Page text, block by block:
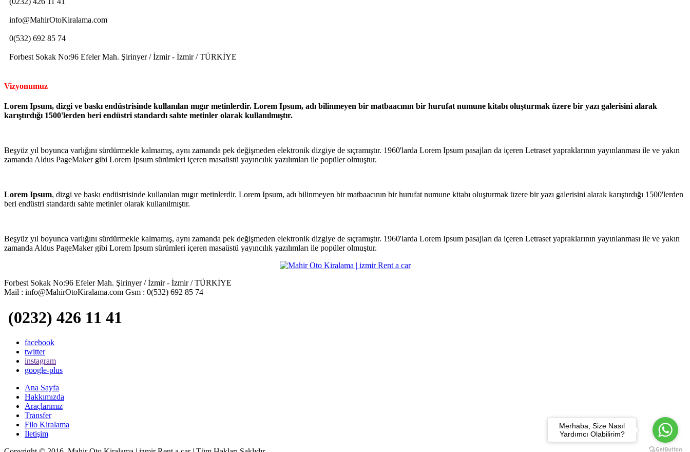
info@MahirOtoKiralama.com
0(532) 692 85 74
Forbest Sokak No:96 Efeler Mah. Şirinyer / İzmir - İzmir / TÜRKİYE
Vizyonumuz
Lorem Ipsum, dizgi ve baskı endüstrisinde kullanılan mıgır metinlerdir. Lorem Ipsum, adı bilinmeyen bir matbaacının bir hurufat numune kitabı oluşturmak üzere bir yazı galerisini alarak
karıştırdığı 1500'lerden beri endüstri standardı sahte metinler olarak kullanılmıştır.
Beşyüz yıl boyunca varlığını sürdürmekle kalmamış, aynı zamanda pek değişmeden elektronik dizgiye de sıçramıştır. 1960'larda Lorem Ipsum pasajları da içeren Letraset yapraklarının yayınlanması ile ve yakın
zamanda Aldus PageMaker gibi Lorem Ipsum sürümleri içeren masaüstü yayıncılık yazılımları ile popüler olmuştur.
Lorem Ipsum, dizgi ve baskı endüstrisinde kullanılan mıgır metinlerdir. Lorem Ipsum, adı bilinmeyen bir matbaacının bir hurufat numune kitabı oluşturmak üzere bir yazı galerisini alarak karıştırdığı 1500'lerden
beri endüstri standardı sahte metinler olarak kullanılmıştır.
Beşyüz yıl boyunca varlığını sürdürmekle kalmamış, aynı zamanda pek değişmeden elektronik dizgiye de sıçramıştır. 1960'larda Lorem Ipsum pasajları da içeren Letraset yapraklarının yayınlanması ile ve yakın
zamanda Aldus PageMaker gibi Lorem Ipsum sürümleri içeren masaüstü yayıncılık yazılımları ile popüler olmuştur.
Forbest Sokak No:96 Efeler Mah. Şirinyer / İzmir - İzmir / TÜRKİYE
Mail : info@MahirOtoKiralama.com Gsm : 0(532) 692 85 74
(0232) 426 11 41
facebook
twitter
instagram
google-plus
Ana Sayfa
Hakkımızda
Araçlarımız
Transfer
Filo Kiralama
İletişim
Merhaba, Size Nasıl
Yardımcı Olabilirim?